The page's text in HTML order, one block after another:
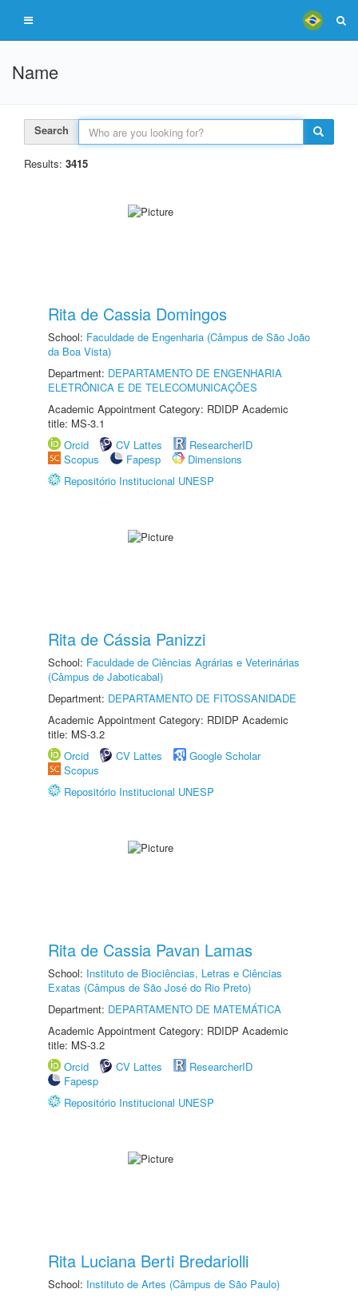
Name
Search
Results: 3415
Rita de Cassia Domingos
School: Faculdade de Engenharia (Câmpus de São João
da Boa Vista)
Department: DEPARTAMENTO DE ENGENHARIA
ELETRÔNICA E DE TELECOMUNICAÇÕES
Academic Appointment Category: RDIDP Academic
title: MS-3.1
Orcid
CV Lattes
ResearcherID
Scopus
Fapesp
Dimensions
Repositório Institucional UNESP
Rita de Cássia Panizzi
School: Faculdade de Ciências Agrárias e Veterinárias
(Câmpus de Jaboticabal)
Department: DEPARTAMENTO DE FITOSSANIDADE
Academic Appointment Category: RDIDP Academic
title: MS-3.2
Orcid
CV Lattes
Google Scholar
Scopus
Repositório Institucional UNESP
Rita de Cassia Pavan Lamas
School: Instituto de Biociências, Letras e Ciências
Exatas (Câmpus de São José do Rio Preto)
Department: DEPARTAMENTO DE MATEMÁTICA
Academic Appointment Category: RDIDP Academic
title: MS-3.2
Orcid
CV Lattes
ResearcherID
Fapesp
Repositório Institucional UNESP
Rita Luciana Berti Bredariolli
School: Instituto de Artes (Câmpus de São Paulo)